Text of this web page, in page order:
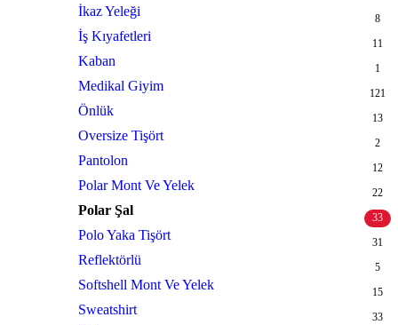
İkaz Yeleği 8
İş Kıyafetleri 11
Kaban 1
Medikal Giyim 121
Önlük 13
Oversize Tişört 2
Pantolon 12
Polar Mont Ve Yelek 22
Polar Şal 33
Polo Yaka Tişört 31
Reflektörlü 5
Softshell Mont Ve Yelek 15
Sweatshirt 33